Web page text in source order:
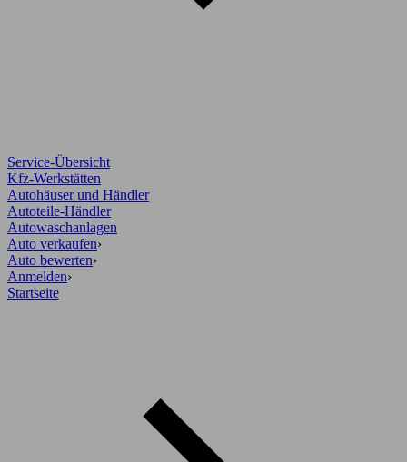
Service-Übersicht
Kfz-Werkstätten
Autohäuser und Händler
Autoteile-Händler
Autowaschanlagen
Auto verkaufen›
Auto bewerten›
Anmelden›
Startseite